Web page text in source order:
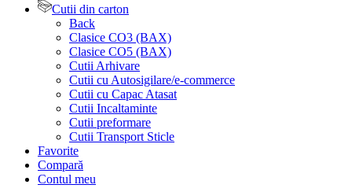
Cutii din carton
Back
Clasice CO3 (BAX)
Clasice CO5 (BAX)
Cutii Arhivare
Cutii cu Autosigilare/e-commerce
Cutii cu Capac Atasat
Cutii Incaltaminte
Cutii preformare
Cutii Transport Sticle
Favorite
Compară
Contul meu